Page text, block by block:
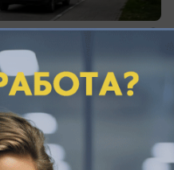
0
в Витязево